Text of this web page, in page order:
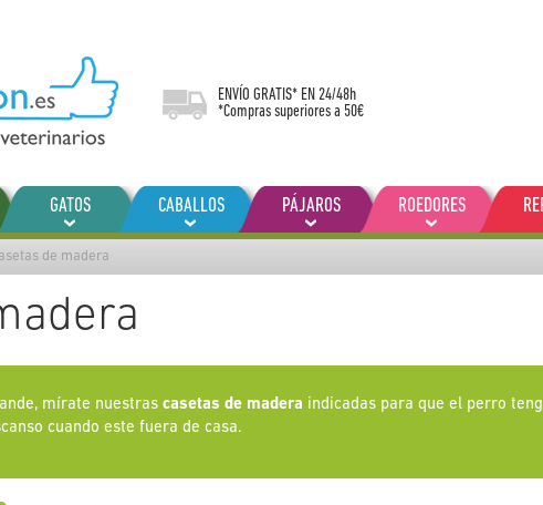
ENVÍO GRATIS* EN 24/48h
*Compras superiores a 50€
GATOS CABALLOS PÁJAROS ROEDORES
de madera
mírate nuestras casetas de madera indicadas para que el perro
cuando este fuera de casa.